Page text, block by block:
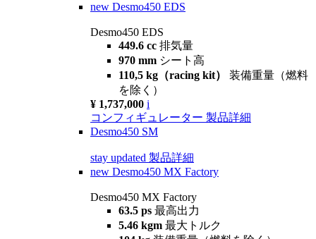
new Desmo450 EDS
Desmo450 EDS
449.6 cc 排気量
970 mm シート高
110,5 kg（racing kit） 装備重量（燃料
を除く）
¥ 1,737,000 i
コンフィギュレーター 製品詳細
Desmo450 SM
stay updated 製品詳細
new Desmo450 MX Factory
Desmo450 MX Factory
63.5 ps 最高出力
5.46 kgm 最大トルク